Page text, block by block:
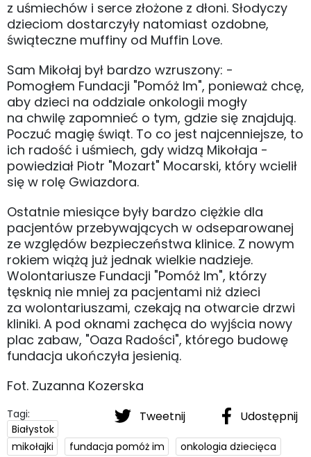
z uśmiechów i serce złożone z dłoni. Słodyczy
dzieciom dostarczyły natomiast ozdobne,
świąteczne muffiny od Muffin Love.
Sam Mikołaj był bardzo wzruszony: -
Pomogłem Fundacji "Pomóż Im", ponieważ chcę,
aby dzieci na oddziale onkologii mogły
na chwilę zapomnieć o tym, gdzie się znajdują.
Poczuć magię świąt. To co jest najcenniejsze, to
ich radość i uśmiech, gdy widzą Mikołaja -
powiedział Piotr "Mozart" Mocarski, który wcielił
się w rolę Gwiazdora.
Ostatnie miesiące były bardzo ciężkie dla
pacjentów przebywających w odseparowanej
ze względów bezpieczeństwa klinice. Z nowym
rokiem wiążą już jednak wielkie nadzieje.
Wolontariusze Fundacji "Pomóż Im", którzy
tęsknią nie mniej za pacjentami niż dzieci
za wolontariuszami, czekają na otwarcie drzwi
kliniki. A pod oknami zachęca do wyjścia nowy
plac zabaw, "Oaza Radości", którego budowę
fundacja ukończyła jesienią.
Fot. Zuzanna Kozerska
Tweetnij Udostępnij
Tagi:
Białystok
mikołajki
fundacja pomóż im onkologia dziecięca